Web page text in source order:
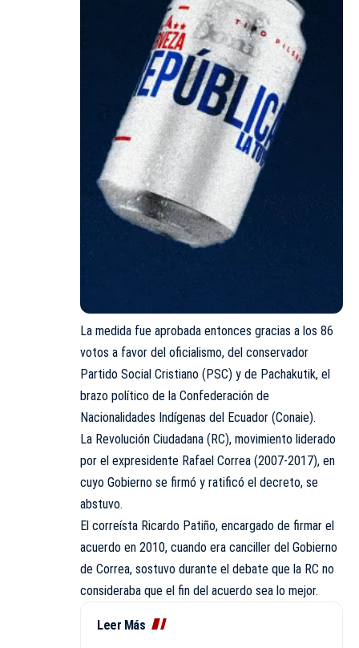
La medida fue aprobada entonces gracias a los 86
votos a favor del oficialismo, del conservador
Partido Social Cristiano (PSC) y de Pachakutik, el
brazo político de la Confederación de
Nacionalidades Indígenas del Ecuador (Conaie).
La Revolución Ciudadana (RC), movimiento liderado
por el expresidente Rafael Correa (2007-2017), en
cuyo Gobierno se firmó y ratificó el decreto, se
abstuvo.
El correísta Ricardo Patiño, encargado de firmar el
acuerdo en 2010, cuando era canciller del Gobierno
de Correa, sostuvo durante el debate que la RC no
consideraba que el fin del acuerdo sea lo mejor.
Leer Más